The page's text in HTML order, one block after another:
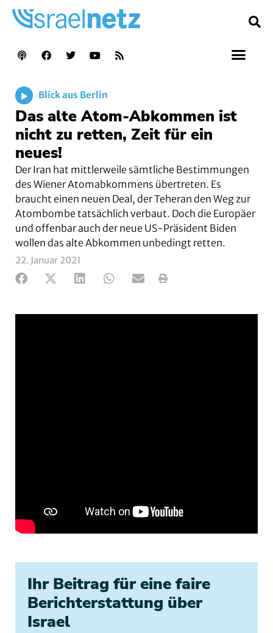
Blick aus Berlin
Das alte Atom-Abkommen ist
nicht zu retten, Zeit für ein
neues!
Der Iran hat mittlerweile sämtliche Bestimmungen
des Wiener Atomabkommens übertreten. Es
braucht einen neuen Deal, der Teheran den Weg zur
Atombombe tatsächlich verbaut. Doch die Europäer
und offenbar auch der neue US-Präsident Biden
wollen das alte Abkommen unbedingt retten.
22. Januar 2021
Ihr Beitrag für eine faire
Berichterstattung über
Israel